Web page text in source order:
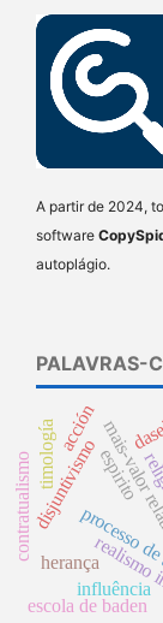
A partir de 2024,
software
autoplágio.
PALAVRAS-
processo
mais-
disjuntivismoespirito
influência
escola de baden
herança
contratualismotimologíaacción